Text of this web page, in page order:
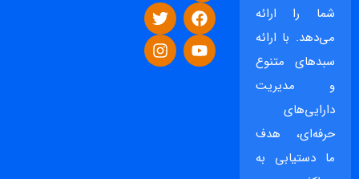
شما را ارائه
می‌دهد. با ارائه
سبدهای متنوع
و مدیریت
دارایی‌های
حرفه‌ای، هدف
ما دستیابی به